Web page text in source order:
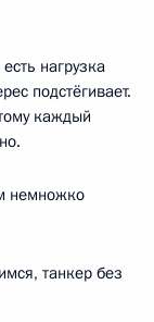
нагрузка
подстёгивает.
каждый
немножко
танкер без